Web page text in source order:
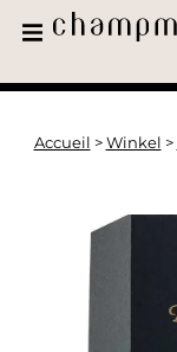
Accueil > Winkel >